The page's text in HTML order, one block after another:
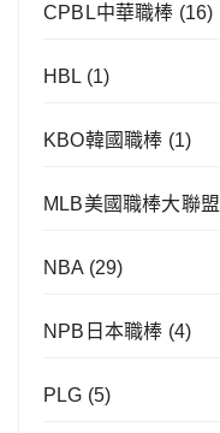
CPBL中華職棒 (16)
HBL (1)
KBO韓國職棒 (1)
MLB美國職棒大聯盟
NBA (29)
NPB日本職棒 (4)
PLG (5)